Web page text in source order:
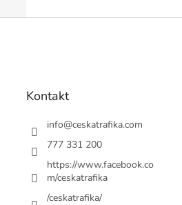
Kontakt
info@ceskatrafika.com
777 331 200
https://www.facebook.co
m/ceskatrafika
/ceskatrafika/